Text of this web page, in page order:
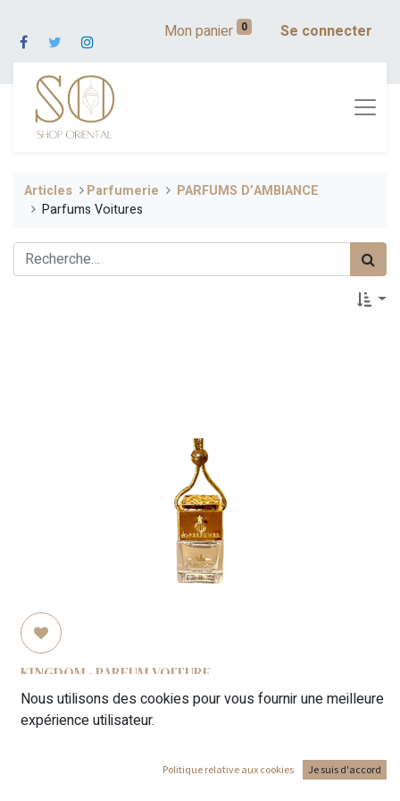
Mon panier 0 Se connecter
Articles ​Parfumerie
PARFUMS D’AMBIANCE
Parfums Voitures
KINGDOM - PARFUM VOITURE
5,00€
Nous utilisons des cookies pour vous fournir une meilleure
expérience utilisateur.
Politique relative aux cookies Je suis d'accord